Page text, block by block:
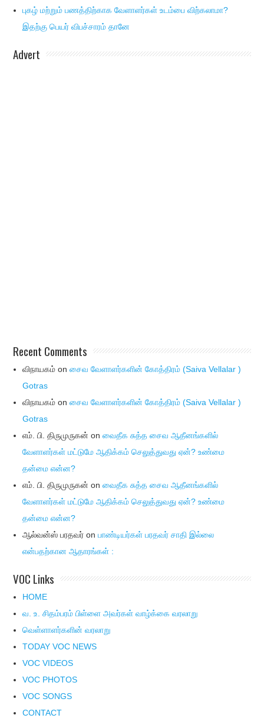
புகழ் மற்றும் பணத்திற்காக வேளாளர்கள் உடம்பை விற்கலாமா?
இதற்கு பெயர் விபச்சாரம் தானே
Advert
Recent Comments
விநாயகம் onசைவ வேளாளர்களின் கோத்திரம் (Saiva Vellalar )
Gotras
விநாயகம் onசைவ வேளாளர்களின் கோத்திரம் (Saiva Vellalar )
Gotras
எம். பி. திருமுருகன் onவைதீக சுத்த சைவ ஆதீனங்களில்
வேளாளர்கள் மட்டுமே ஆதிக்கம் செலுத்துவது ஏன்? உண்மை
தன்மை என்ன?
எம். பி. திருமுருகன் onவைதீக சுத்த சைவ ஆதீனங்களில்
வேளாளர்கள் மட்டுமே ஆதிக்கம் செலுத்துவது ஏன்? உண்மை
தன்மை என்ன?
ஆல்வன்ஸ் பரதவர் onபாண்டியர்கள் பரதவர் சாதி இல்லை
என்பதற்கான ஆதாரங்கள் :
VOC Links
HOME
வ. உ. சிதம்பரம் பிள்ளை அவர்கள் வாழ்க்கை வரலாறு
வெள்ளாளர்களின் வரலாறு
TODAY VOC NEWS
VOC VIDEOS
VOC PHOTOS
VOC SONGS
CONTACT